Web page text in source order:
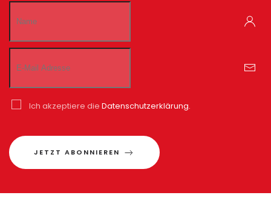
Ich akzeptiere die Datenschutzerklärung.
JETZT ABONNIEREN